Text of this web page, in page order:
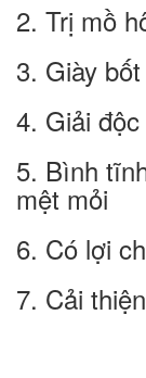
2. Trị mồ
3. Giày
4. Giải
5. Bình
mệt mỏi
6. Có lợi
7. Cải